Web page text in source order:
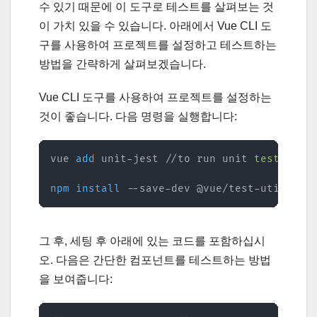
수 있기 때문에 이 도구로 테스트를 살펴보는 것
이 가치 있을 수 있습니다. 아래에서 Vue CLI 도
구를 사용하여 프로젝트를 설정하고 테스트하는
방법을 간략하게 살펴보겠습니다.
Vue CLI 도구를 사용하여 프로젝트를 설정하는
것이 좋습니다. 다음 명령을 실행합니다:
vue add unit-jest //to run unit test
npm install --save-dev @vue/test-utils
그 후, 세팅 후 아래에 있는 코드를 포함하십시
오. 다음은 간단한 컴포넌트를 테스트하는 방법
을 보여줍니다: